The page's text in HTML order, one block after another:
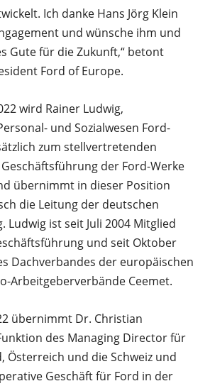
Ich danke Hans Jörg Klein
und wünsche ihm und
Gute für die Zukunft,“ betont
Ford of Europe.
wird Rainer Ludwig,
und Sozialwesen Ford-
zum stellvertretenden
der Ford-Werke
übernimmt in dieser Position
die Leitung der deutschen
Ludwig ist seit Juli 2004 Mitglied
und seit Oktober
Dachverbandes der europäischen
Arbeitgeberverbände Ceemet.
übernimmt Dr. Christian
des Managing Director für
Österreich und die Schweiz und
Geschäft für Ford in der